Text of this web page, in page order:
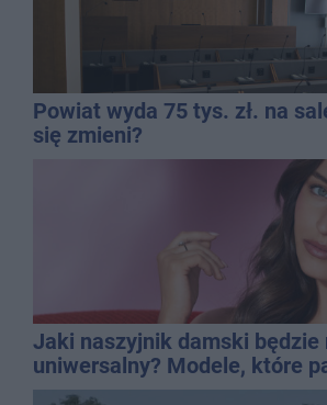
Powiat wyda 75 tys. zł. na
się zmieni?
Jaki naszyjnik damski będzie
uniwersalny? Modele, które
wielu stylizacji